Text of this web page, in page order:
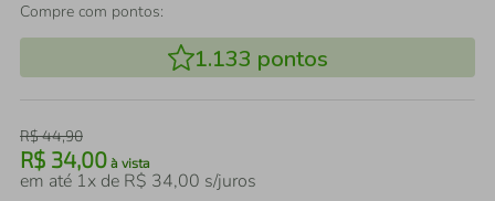
Compre com pontos:
1.133 pontos
R$44,90
R$ 34,00 à vista
em até 1x de R$ 34,00 s/juros